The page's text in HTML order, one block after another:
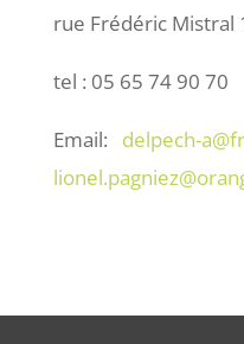
rue Frédéric Mistral
tel : 05 65 74 90 70
Email:
delpech-